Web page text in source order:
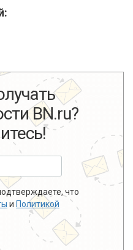
BN.ru?
что
и Политикой